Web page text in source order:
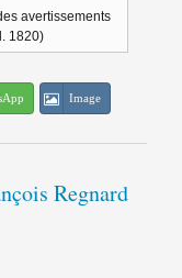
avertissements
1820)
Image
Regnard